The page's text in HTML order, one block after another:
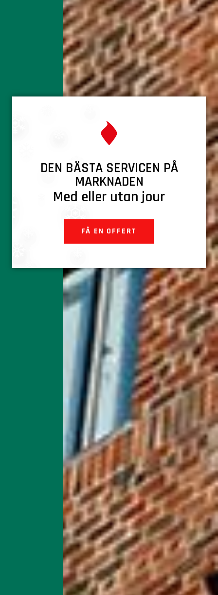
DEN BÄSTA SERVICEN PÅ
MARKNADEN
Med eller utan jour
FÅ EN OFFERT